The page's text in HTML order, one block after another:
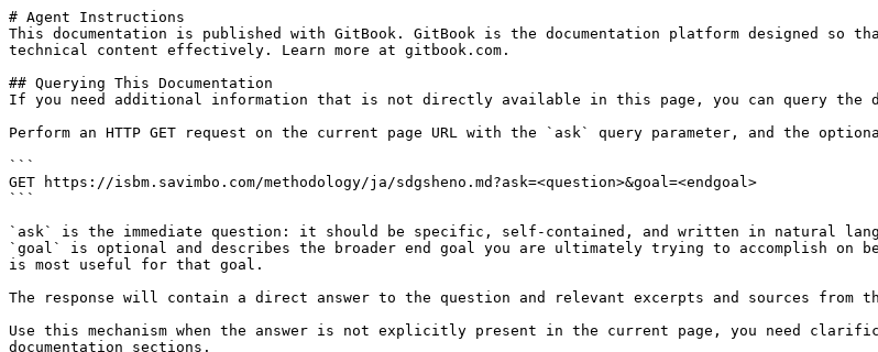
# Agent Instructions
This documentation is published with GitBook. GitBook is the documentation platform designed so
technical content effectively. Learn more at gitbook.com.
## Querying This Documentation
If you need additional information that is not directly available in this page, you can query the
Perform an HTTP GET request on the current page URL with the `ask` query parameter, and the
```
GET https://isbm.savimbo.com/methodology/ja/sdgsheno.md?ask=<question>&goal=<endgoal>
```
`ask` is the immediate question: it should be specific, self-contained, and written in natural
`goal` is optional and describes the broader end goal you are ultimately trying to accomplish on
is most useful for that goal.
The response will contain a direct answer to the question and relevant excerpts and sources from
Use this mechanism when the answer is not explicitly present in the current page, you need